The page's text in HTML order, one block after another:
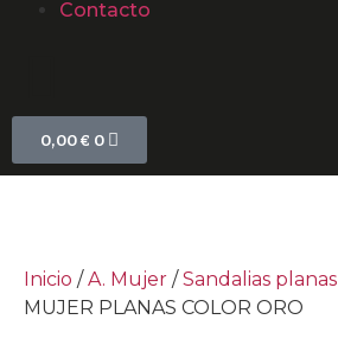
Contacto
0,00€ 0
Inicio /A. Mujer /Sandalias planas
MUJER PLANAS COLOR ORO